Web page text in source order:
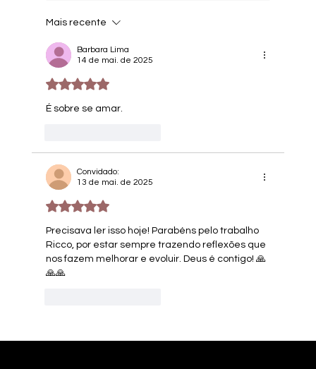
Mais recente
Barbara Lima
14 de mai. de 2025
Avaliado com 5 de 5 estrelas.
É sobre se amar.
Convidado:
13 de mai. de 2025
Avaliado com 5 de 5 estrelas.
Precisava ler isso hoje! Parabéns pelo trabalho
Ricco, por estar sempre trazendo reflexões que
nos fazem melhorar e evoluir. Deus é contigo! 🙏
🙏🙏